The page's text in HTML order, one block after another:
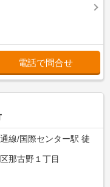
電話で問合せ
線/国際センター駅 徒
那古野１丁目